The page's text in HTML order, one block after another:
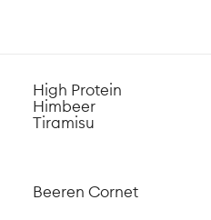
High Protein
Himbeer
Tiramisu
Beeren Cornet